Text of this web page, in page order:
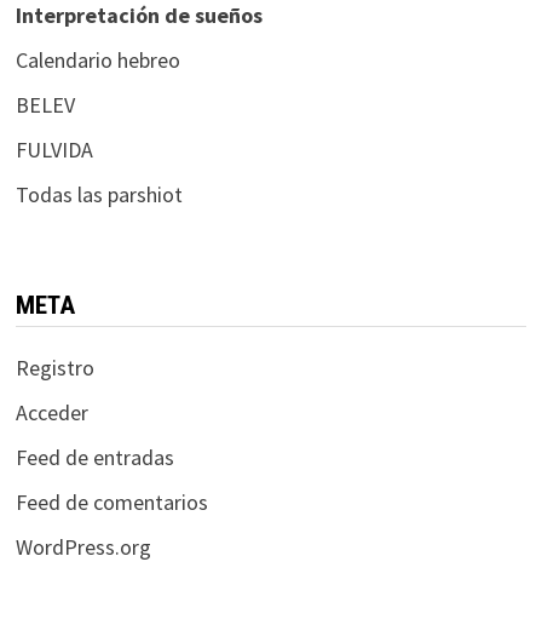
Interpretación de sueños
Calendario hebreo
BELEV
FULVIDA
Todas las parshiot
META
Registro
Acceder
Feed de entradas
Feed de comentarios
WordPress.org